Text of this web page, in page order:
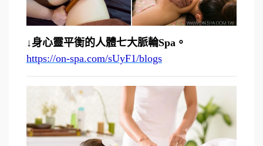
↓身心靈平衡的人體七大脈輪Spa。
https://on-spa.com/sUyF1/blogs